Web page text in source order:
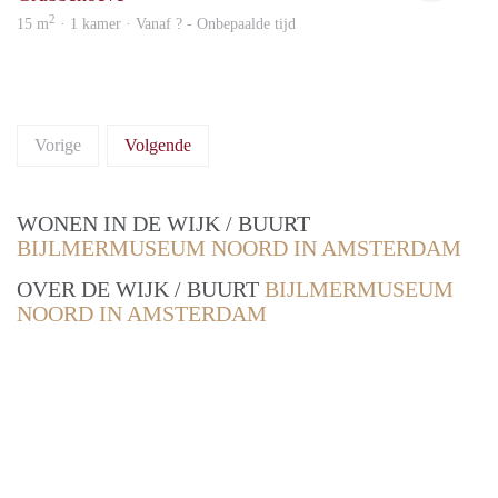
15 m2 · 1 kamer · Vanaf ? - Onbepaalde tijd
Vorige Volgende
WONEN IN DE WIJK / BUURT
BIJLMERMUSEUM NOORD IN AMSTERDAM
OVER DE WIJK / BUURT BIJLMERMUSEUM
NOORD IN AMSTERDAM